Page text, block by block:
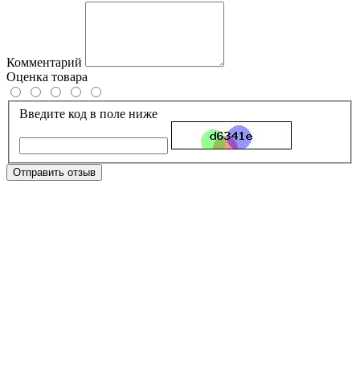
Комментарий
Оценка товара
Введите код в поле ниже
Отправить отзыв